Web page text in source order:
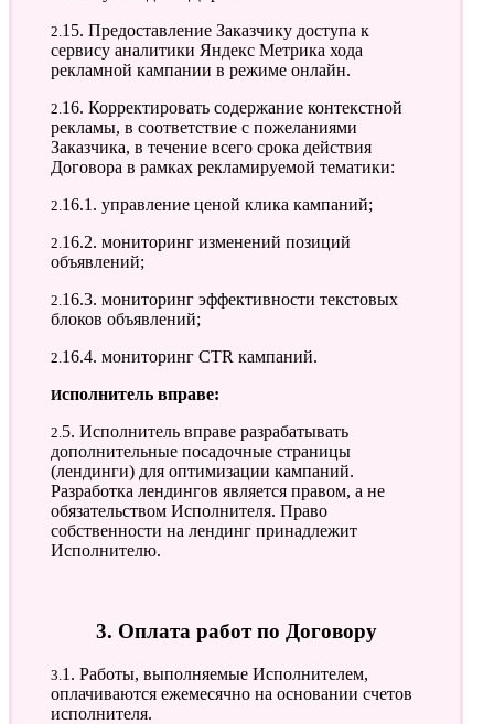
2.15. Предоставление Заказчику доступа к
сервису аналитики Яндекс Метрика хода
рекламной кампании в режиме онлайн.
2.16. Корректировать содержание контекстной
рекламы, в соответствие с пожеланиями
Заказчика, в течение всего срока действия
Договора в рамках рекламируемой тематики:
2.16.1. управление ценой клика кампаний;
2.16.2. мониторинг изменений позиций
объявлений;
2.16.3. мониторинг эффективности текстовых
блоков объявлений;
2.16.4. мониторинг CTR кампаний.
Исполнитель вправе:
2.5. Исполнитель вправе разрабатывать
дополнительные посадочные страницы
(лендинги) для оптимизации кампаний.
Разработка лендингов является правом, а не
обязательством Исполнителя. Право
собственности на лендинг принадлежит
Исполнителю.
3. Оплата работ по Договору
3.1. Работы, выполняемые Исполнителем,
оплачиваются ежемесячно на основании счетов
исполнителя.